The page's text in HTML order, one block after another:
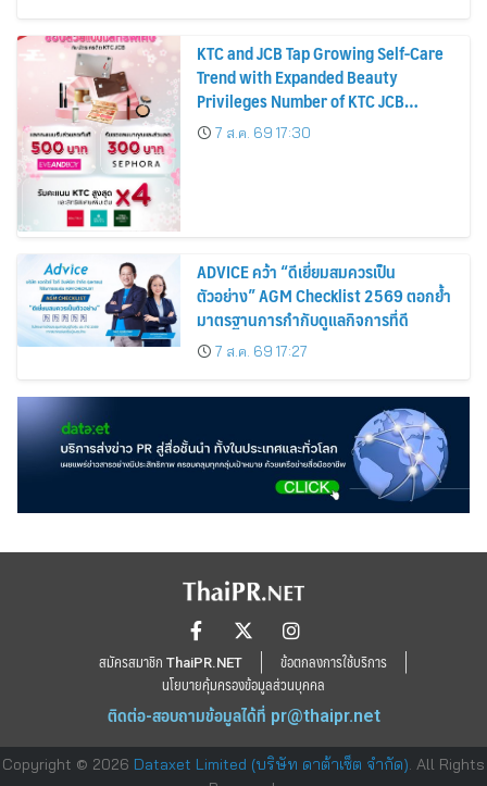
KTC and JCB Tap Growing Self-Care
Trend with Expanded Beauty
Privileges Number of KTC JCB
Cardmembers Spending on
Cosmetics Rises 26%
7 ส.ค. 69 17:30
ADVICE คว้า “ดีเยี่ยมสมควรเป็น
ตัวอย่าง” AGM Checklist 2569 ตอกย้ำ
มาตรฐานการกำกับดูแลกิจการที่ดี
7 ส.ค. 69 17:27
สมัครสมาชิก ThaiPR.NET
ข้อตกลงการใช้บริการ
นโยบายคุ้มครองข้อมูลส่วนบุคคล
ติดต่อ-สอบถามข้อมูลได้ที่ pr@thaipr.net
Copyright © 2026 Dataxet Limited (บริษัท ดาต้าเซ็ต จำกัด). All Rights